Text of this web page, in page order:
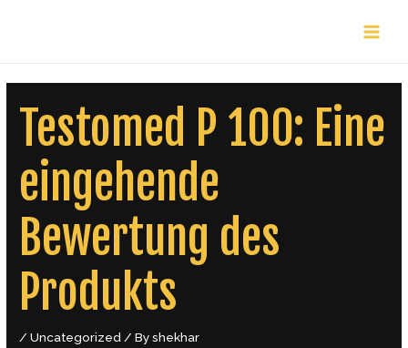
Testomed P 100: Eine
eingehende
Bewertung des
Produkts
/Uncategorized / Byshekhar